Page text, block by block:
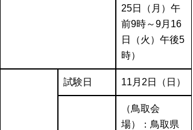
25日（月）午
前9時～9月16
日（火）午後5
時）
試験日 11月2日（日）
（鳥取会
場）：鳥取県